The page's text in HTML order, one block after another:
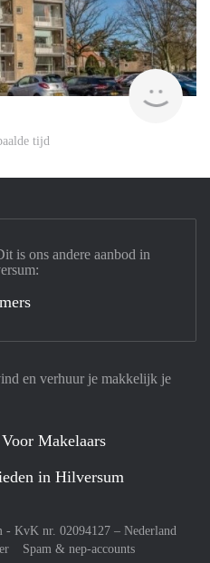
tijd
en verhuur je makkelijk je
Voor Makelaars
in Hilversum
- KvK nr. 02094127 – Nederland
Spam & nep-accounts
is ons andere aanbod in